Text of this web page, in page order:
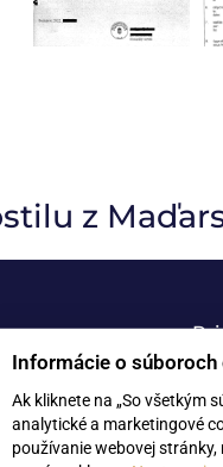
z
Informácie o súboroch
Ak kliknete na „So všetkým
analytické a marketingové
používanie webovej